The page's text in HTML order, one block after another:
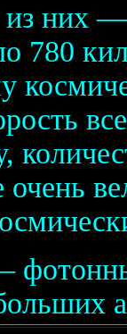
них —
780
очень